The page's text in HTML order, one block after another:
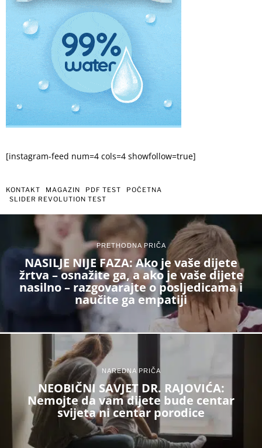
[instagram-feed num=4 cols=4 showfollow=true]
KONTAKT MAGAZIN PDF TEST
POČETNA
SLIDER REVOLUTION TEST
PRETHODNA PRIČA
NASILJE NIJE FAZA: Ako je vaše dijete
žrtva – osnažite ga, a ako je vaše dijete
nasilno – razgovarajte o posljedicama i
naučite ga empatiji
NAREDNA PRIČA
NEOBIČNI SAVJET DR. RAJOVIĆA:
Nemojte da vam dijete bude centar
svijeta ni centar porodice